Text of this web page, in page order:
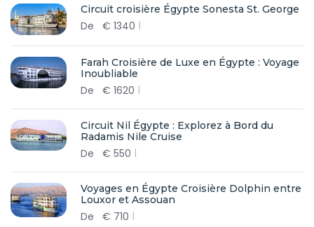
Circuit croisière Égypte Sonesta St. George
De € 1340
Farah Croisière de Luxe en Égypte : Voyage
Inoubliable
De € 1620
Circuit Nil Égypte : Explorez à Bord du
Radamis Nile Cruise
De € 550
Voyages en Égypte Croisière Dolphin entre
Louxor et Assouan
De € 710